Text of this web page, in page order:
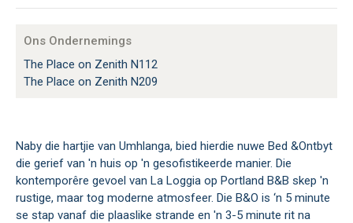
Ons Ondernemings
The Place on Zenith N112
The Place on Zenith N209
Naby die hartjie van Umhlanga, bied hierdie nuwe Bed &Ontbyt
die gerief van 'n huis op 'n gesofistikeerde manier. Die
kontemporêre gevoel van La Loggia op Portland B&B skep 'n
rustige, maar tog moderne atmosfeer. Die B&O is ‘n 5 minute
se stap vanaf die plaaslike strande en 'n 3-5 minute rit na